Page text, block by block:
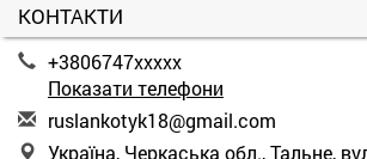
КОНТАКТИ
+3806747xxxxx
Показати телефони
ruslankotyk18@gmail.com
Україна, Черкаська обл., Тальне,